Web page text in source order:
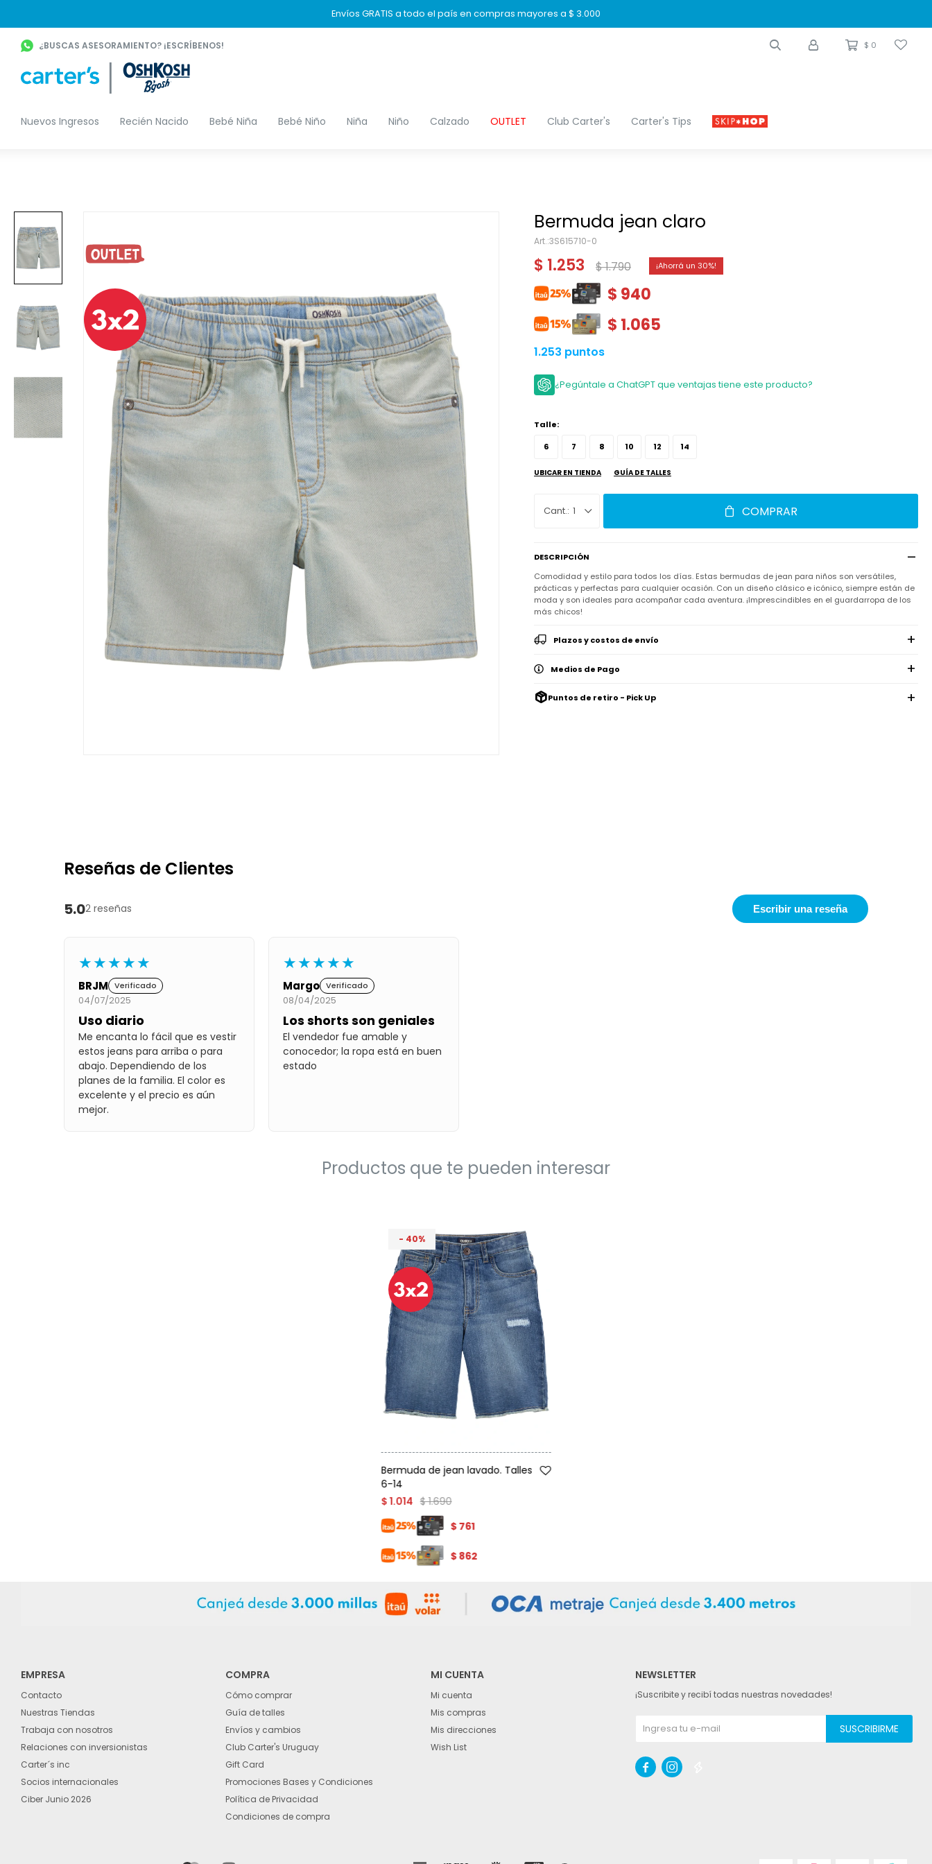
Envíos GRATIS a todo el país en compras mayores a $ 3.000
Nuevos Ingresos Recién Nacido Bebé Niña Bebé Niño Niña Niño Calzado OUTLET Club Carter's Carter's Tips
$ 0
¿BUSCAS ASESORAMIENTO? ¡ESCRÍBENOS!
Bermuda jean claro
3S615710-0
$ 1.253 $1.790 30
$ 940
$ 1.065
1.253 puntos
¿Pegúntale a ChatGPT que ventajas tiene este producto?
Talle:
6
7 8 10 12 14
UBICAR EN TIENDA GUÍA DE TALLES
1 COMPRAR
DESCRIPCIÓN
Comodidad y estilo para todos los días. Estas bermudas de jean para niños son versátiles,
prácticas y perfectas para cualquier ocasión. Con un diseño clásico e icónico, siempre están de
moda y son ideales para acompañar cada aventura. ¡Imprescindibles en el guardarropa de los
más chicos!
Plazos y costos de envío
Medios de Pago
Puntos de retiro - Pick Up
Reseñas de Clientes
5.02 reseñas Escribir una reseña
★★★★★
BRJM Verificado
04/07/2025
Uso diario
Me encanta lo fácil que es vestir
estos jeans para arriba o para
abajo. Dependiendo de los
planes de la familia. El color es
excelente y el precio es aún
mejor.
★★★★★
Margo Verificado
08/04/2025
Los shorts son geniales
El vendedor fue amable y
conocedor; la ropa está en buen
estado
Productos que te pueden interesar
40
Bermuda de jean lavado. Talles
6-14
$1.014 $ 1.690
$761
$862
EMPRESA
Contacto
Nuestras Tiendas
Trabaja con nosotros
Relaciones con inversionistas
Carter´s inc
Socios internacionales
Ciber Junio 2026
COMPRA
Cómo comprar
Guía de talles
Envíos y cambios
Club Carter's Uruguay
Gift Card
Promociones Bases y Condiciones
Política de Privacidad
Condiciones de compra
MI CUENTA
Mi cuenta
Mis compras
Mis direcciones
Wish List
NEWSLETTER
¡Suscribite y recibí todas nuestras novedades!
SUSCRIBIRME
 